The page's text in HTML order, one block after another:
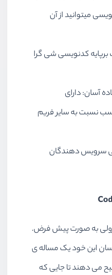
میتوانید از آن
کدنویسی شی گرا
آسان: دارای
نسبت به سایر فریم
سرویس دهندگان
به صورت پیش فرض.
این خود یک مساله ی
می دهند تا جایی که